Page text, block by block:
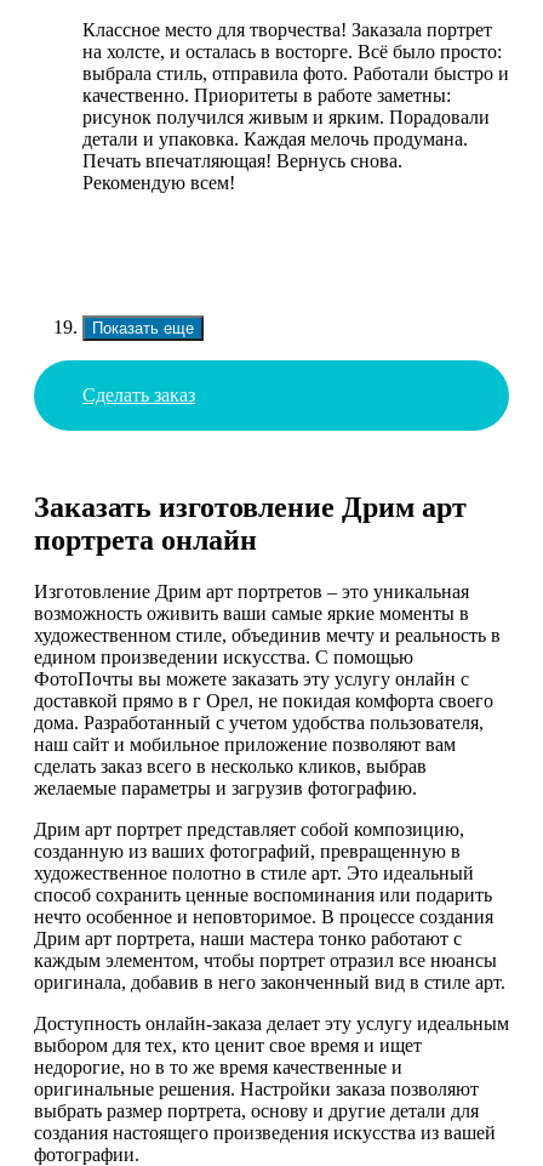
Классное место для творчества! Заказала портрет
на холсте, и осталась в восторге. Всё было просто:
выбрала стиль, отправила фото. Работали быстро и
качественно. Приоритеты в работе заметны:
рисунок получился живым и ярким. Порадовали
детали и упаковка. Каждая мелочь продумана.
Печать впечатляющая! Вернусь снова.
Рекомендую всем!
Показать еще
Сделать заказ
Заказать изготовление Дрим арт
портрета онлайн
Изготовление Дрим арт портретов – это уникальная
возможность оживить ваши самые яркие моменты в
художественном стиле, объединив мечту и реальность в
едином произведении искусства. С помощью
ФотоПочты вы можете заказать эту услугу онлайн с
доставкой прямо в г Орел, не покидая комфорта своего
дома. Разработанный с учетом удобства пользователя,
наш сайт и мобильное приложение позволяют вам
сделать заказ всего в несколько кликов, выбрав
желаемые параметры и загрузив фотографию.
Дрим арт портрет представляет собой композицию,
созданную из ваших фотографий, превращенную в
художественное полотно в стиле арт. Это идеальный
способ сохранить ценные воспоминания или подарить
нечто особенное и неповторимое. В процессе создания
Дрим арт портрета, наши мастера тонко работают с
каждым элементом, чтобы портрет отразил все нюансы
оригинала, добавив в него законченный вид в стиле арт.
Доступность онлайн-заказа делает эту услугу идеальным
выбором для тех, кто ценит свое время и ищет
недорогие, но в то же время качественные и
оригинальные решения. Настройки заказа позволяют
выбрать размер портрета, основу и другие детали для
создания настоящего произведения искусства из вашей
фотографии.